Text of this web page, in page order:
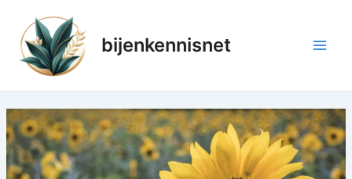
inhoud
bijenkennisnet